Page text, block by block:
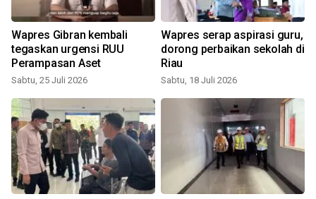
Wapres Gibran kembali
tegaskan urgensi RUU
Perampasan Aset
Sabtu, 25 Juli 2026
Wapres serap aspirasi guru,
dorong perbaikan sekolah di
Riau
Sabtu, 18 Juli 2026